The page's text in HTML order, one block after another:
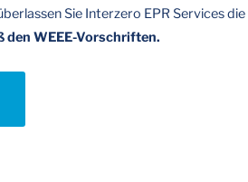
Sie Interzero EPR Services
WEEE-Vorschriften.